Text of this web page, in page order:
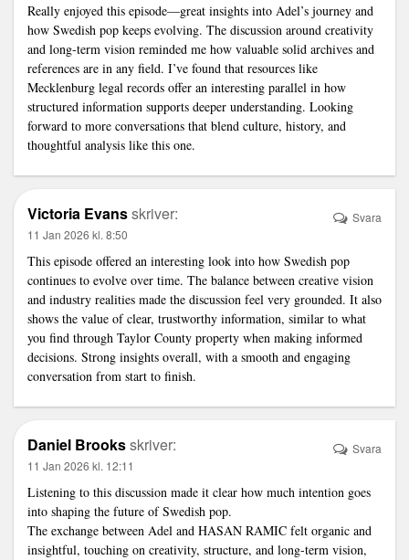
Really enjoyed this episode—great insights into Adel’s journey and
how Swedish pop keeps evolving. The discussion around creativity
and long-term vision reminded me how valuable solid archives and
references are in any field. I’ve found that resources like
Mecklenburg legal records offer an interesting parallel in how
structured information supports deeper understanding. Looking
forward to more conversations that blend culture, history, and
thoughtful analysis like this one.
Victoria Evansskriver:
11 Jan 2026 kl. 8:50
This episode offered an interesting look into how Swedish pop
continues to evolve over time. The balance between creative vision
and industry realities made the discussion feel very grounded. It also
shows the value of clear, trustworthy information, similar to what
you find through Taylor County property when making informed
decisions. Strong insights overall, with a smooth and engaging
conversation from start to finish.
Svara
Daniel Brooksskriver:
11 Jan 2026 kl. 12:11
Listening to this discussion made it clear how much intention goes
into shaping the future of Swedish pop.
The exchange between Adel and HASAN RAMIC felt organic and
insightful, touching on creativity, structure, and long-term vision,
Svara